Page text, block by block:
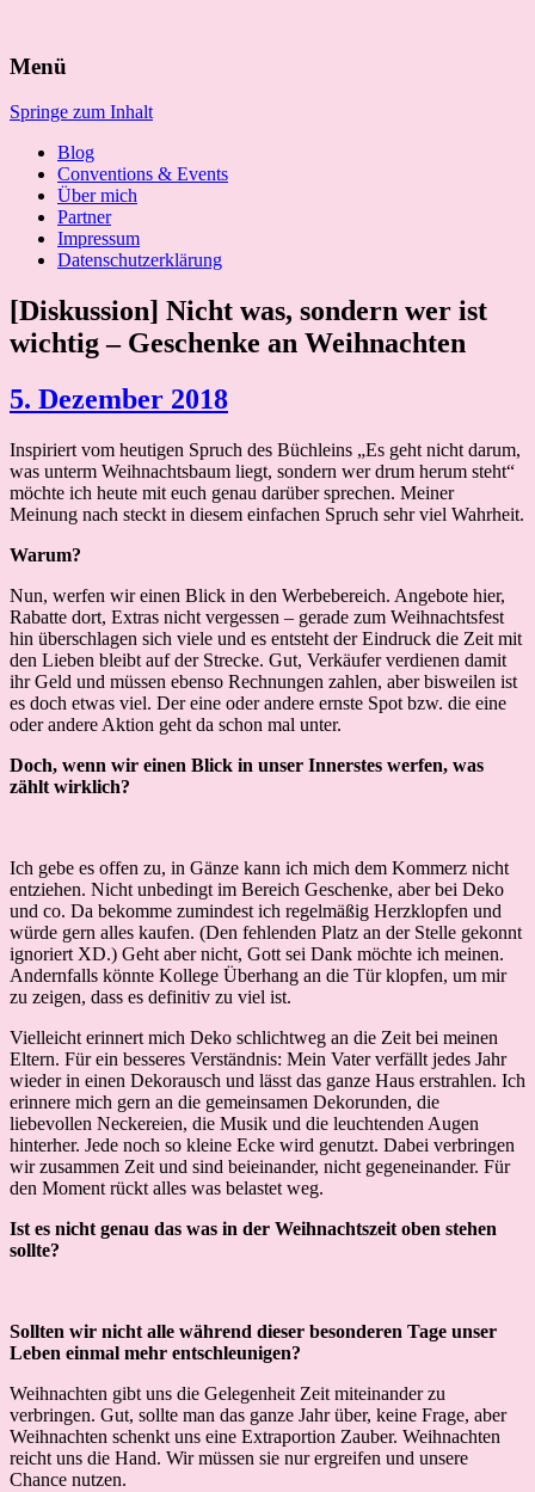
nach:
Menü
Springe zum Inhalt
Blog
Conventions & Events
Über mich
Partner
Impressum
Datenschutzerklärung
[Diskussion] Nicht was, sondern wer ist
wichtig – Geschenke an Weihnachten
5. Dezember 2018
Inspiriert vom heutigen Spruch des Büchleins „Es geht nicht darum,
was unterm Weihnachtsbaum liegt, sondern wer drum herum steht“
möchte ich heute mit euch genau darüber sprechen. Meiner
Meinung nach steckt in diesem einfachen Spruch sehr viel Wahrheit.
Warum?
Nun, werfen wir einen Blick in den Werbebereich. Angebote hier,
Rabatte dort, Extras nicht vergessen – gerade zum Weihnachtsfest
hin überschlagen sich viele und es entsteht der Eindruck die Zeit mit
den Lieben bleibt auf der Strecke. Gut, Verkäufer verdienen damit
ihr Geld und müssen ebenso Rechnungen zahlen, aber bisweilen ist
es doch etwas viel. Der eine oder andere ernste Spot bzw. die eine
oder andere Aktion geht da schon mal unter.
Doch, wenn wir einen Blick in unser Innerstes werfen, was
zählt wirklich?
Ich gebe es offen zu, in Gänze kann ich mich dem Kommerz nicht
entziehen. Nicht unbedingt im Bereich Geschenke, aber bei Deko
und co. Da bekomme zumindest ich regelmäßig Herzklopfen und
würde gern alles kaufen. (Den fehlenden Platz an der Stelle gekonnt
ignoriert XD.) Geht aber nicht, Gott sei Dank möchte ich meinen.
Andernfalls könnte Kollege Überhang an die Tür klopfen, um mir
zu zeigen, dass es definitiv zu viel ist.
Vielleicht erinnert mich Deko schlichtweg an die Zeit bei meinen
Eltern. Für ein besseres Verständnis: Mein Vater verfällt jedes Jahr
wieder in einen Dekorausch und lässt das ganze Haus erstrahlen. Ich
erinnere mich gern an die gemeinsamen Dekorunden, die
liebevollen Neckereien, die Musik und die leuchtenden Augen
hinterher. Jede noch so kleine Ecke wird genutzt. Dabei verbringen
wir zusammen Zeit und sind beieinander, nicht gegeneinander. Für
den Moment rückt alles was belastet weg.
Ist es nicht genau das was in der Weihnachtszeit oben stehen
sollte?
Sollten wir nicht alle während dieser besonderen Tage unser
Leben einmal mehr entschleunigen?
Weihnachten gibt uns die Gelegenheit Zeit miteinander zu
verbringen. Gut, sollte man das ganze Jahr über, keine Frage, aber
Weihnachten schenkt uns eine Extraportion Zauber. Weihnachten
reicht uns die Hand. Wir müssen sie nur ergreifen und unsere
Chance nutzen.